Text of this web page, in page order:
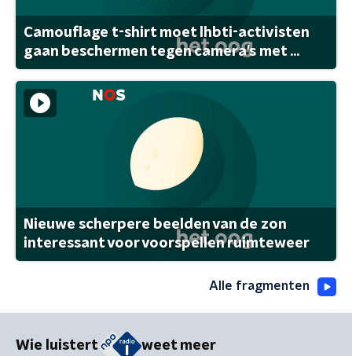
Camouflage t-shirt moet lhbti-activisten
gaan beschermen tegen camera's met ...
Nieuwe scherpere beelden van de zon
interessant voor voorspellen ruimteweer
Alle fragmenten
Wie luistert weet meer